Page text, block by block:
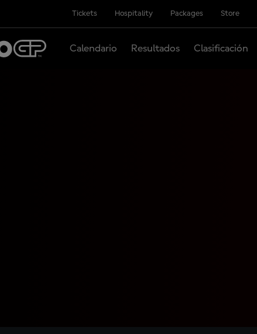
Tickets Hospitality Packages Store
Calendario Resultados Clasificación